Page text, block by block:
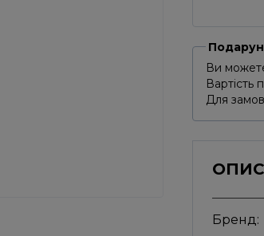
Ви
Вартість
Для
ОПИС
Бренд: